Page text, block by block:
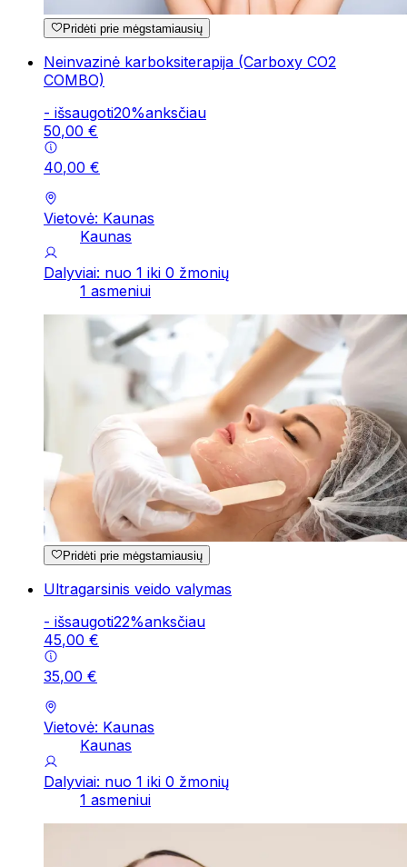
Pridėti prie mėgstamiausių
Neinvazinė karboksiterapija (Carboxy CO2
COMBO)
- išsaugoti20%anksčiau
50,00 €
40,00 €
Vietovė: Kaunas
Kaunas
Dalyviai: nuo 1 iki 0 žmonių
1 asmeniui
Pridėti prie mėgstamiausių
Ultragarsinis veido valymas
- išsaugoti22%anksčiau
45,00 €
35,00 €
Vietovė: Kaunas
Kaunas
Dalyviai: nuo 1 iki 0 žmonių
1 asmeniui